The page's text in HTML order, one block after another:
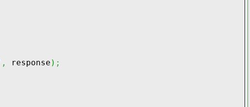
, response ) ;